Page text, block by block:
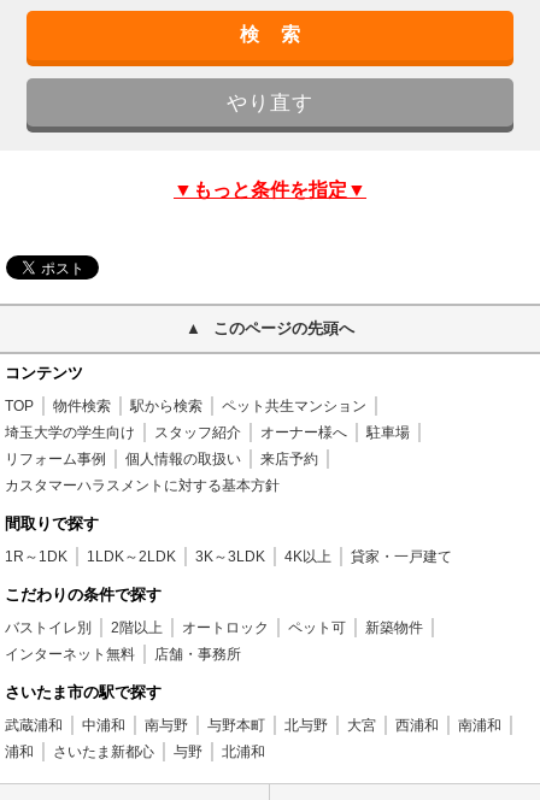
▼もっと条件を指定▼
このページの先頭へ
コンテンツ
TOP 物件検索 駅から検索
ペット共生マンション
埼玉大学の学生向け
スタッフ紹介 オーナー様へ
駐車場
リフォーム事例
個人情報の取扱い
来店予約
カスタマーハラスメントに対する基本方針
間取りで探す
1R～1DK 1LDK～2LDK 3K～3LDK 4K以上 貸家・一戸建て
こだわりの条件で探す
バストイレ別 2階以上 オートロック ペット可
新築物件
インターネット無料
店舗・事務所
さいたま市の駅で探す
武蔵浦和 中浦和 南与野 与野本町 北与野 大宮 西浦和
南浦和
浦和
さいたま新都心 与野 北浦和